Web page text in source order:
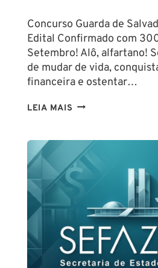
Concurso Guarda de
Edital Confirmado com
Setembro! Alô, alfartano!
de mudar de vida,
financeira e ostentar…
LEIA MAIS CONCURSO
SALVADOR
(GCM
SALVADOR):
CONFIRMADO
SETEMBRO!